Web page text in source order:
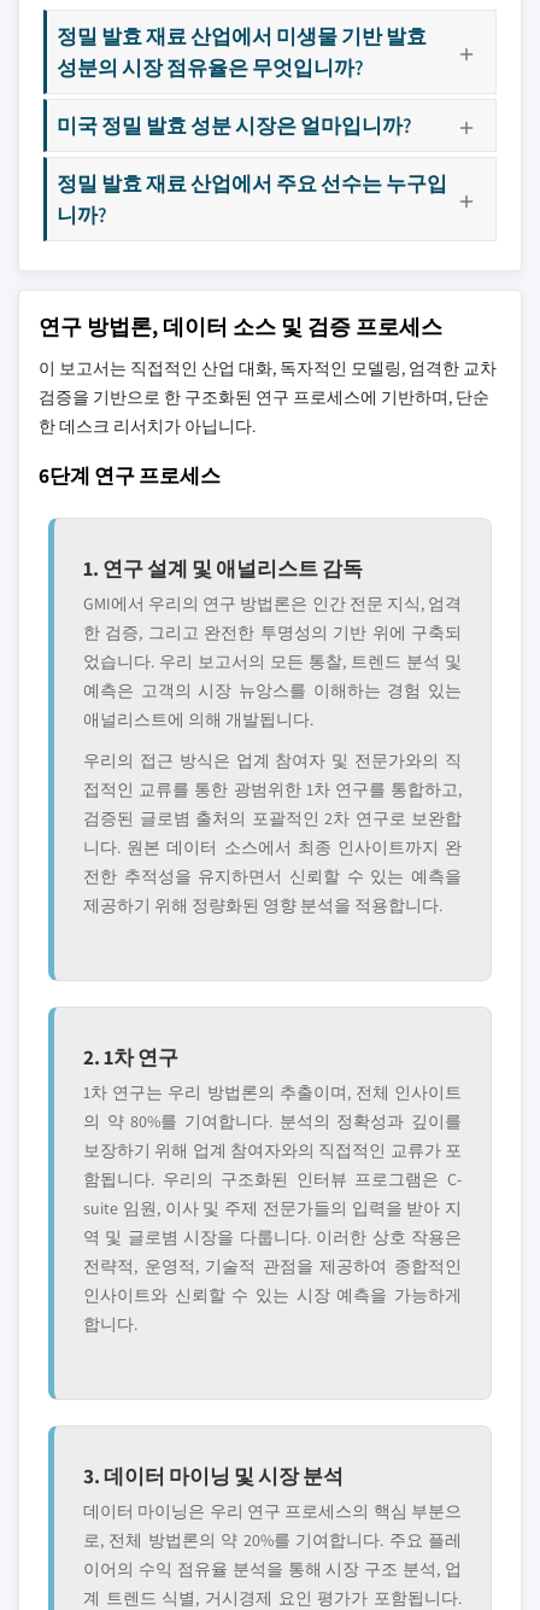
정밀 발효 재료 산업에서 미생물 기반 발효
성분의 시장 점유율은 무엇입니까?
미국 정밀 발효 성분 시장은 얼마입니까?
정밀 발효 재료 산업에서 주요 선수는 누구입
니까?
연구 방법론, 데이터 소스 및 검증 프로세스
이 보고서는 직접적인 산업 대화, 독자적인 모델링, 엄격한 교차
검증을 기반으로 한 구조화된 연구 프로세스에 기반하며, 단순
한 데스크 리서치가 아닙니다.
6단계 연구 프로세스
1. 연구 설계 및 애널리스트 감독
GMI에서 우리의 연구 방법론은 인간 전문 지식, 엄격
한 검증, 그리고 완전한 투명성의 기반 위에 구축되
었습니다. 우리 보고서의 모든 통찰, 트렌드 분석 및
예측은 고객의 시장 뉴앙스를 이해하는 경험 있는
애널리스트에 의해 개발됩니다.
우리의 접근 방식은 업계 참여자 및 전문가와의 직
접적인 교류를 통한 광범위한 1차 연구를 통합하고,
검증된 글로볌 출처의 포괄적인 2차 연구로 보완합
니다. 원본 데이터 소스에서 최종 인사이트까지 완
전한 추적성을 유지하면서 신뢰할 수 있는 예측을
제공하기 위해 정량화된 영향 분석을 적용합니다.
2. 1차 연구
1차 연구는 우리 방법론의 추출이며, 전체 인사이트
의 약 80%를 기여합니다. 분석의 정확성과 깊이를
보장하기 위해 업계 참여자와의 직접적인 교류가 포
함됩니다. 우리의 구조화된 인터뷰 프로그램은 C-
suite 임원, 이사 및 주제 전문가들의 입력을 받아 지
역 및 글로볌 시장을 다룹니다. 이러한 상호 작용은
전략적, 운영적, 기술적 관점을 제공하여 종합적인
인사이트와 신뢰할 수 있는 시장 예측을 가능하게
합니다.
3. 데이터 마이닝 및 시장 분석
데이터 마이닝은 우리 연구 프로세스의 핵심 부분으
로, 전체 방법론의 약 20%를 기여합니다. 주요 플레
이어의 수익 점유율 분석을 통해 시장 구조 분석, 업
계 트렌드 식별, 거시경제 요인 평가가 포함됩니다.